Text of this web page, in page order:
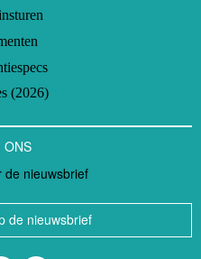
(2026)
ONS
de nieuwsbrief
de nieuwsbrief